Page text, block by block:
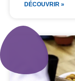
DÉCOUVRIR »